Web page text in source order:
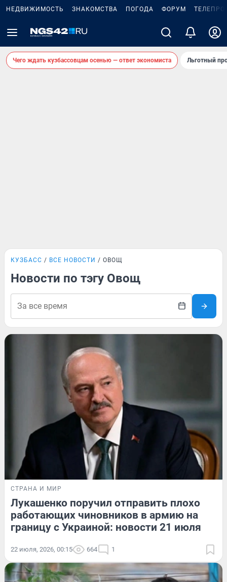
НЕДВИЖИМОСТЬ ЗНАКОМСТВА ПОГОДА ФОРУМ
Чего ждать кузбассовцам осенью — ответ экономиста Льготный
КУЗБАСС ВСЕ НОВОСТИ ОВОЩ
Новости по тэгу Овощ
СТРАНА И МИР
Лукашенко поручил отправить плохо
работающих чиновников в армию на
границу с Украиной: новости 21 июля
22 июля, 2026, 00:15 664 1